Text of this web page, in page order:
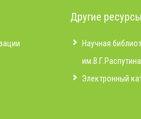
Другие ресурсы
Научная
им.В.Г.Распутина
Электронный